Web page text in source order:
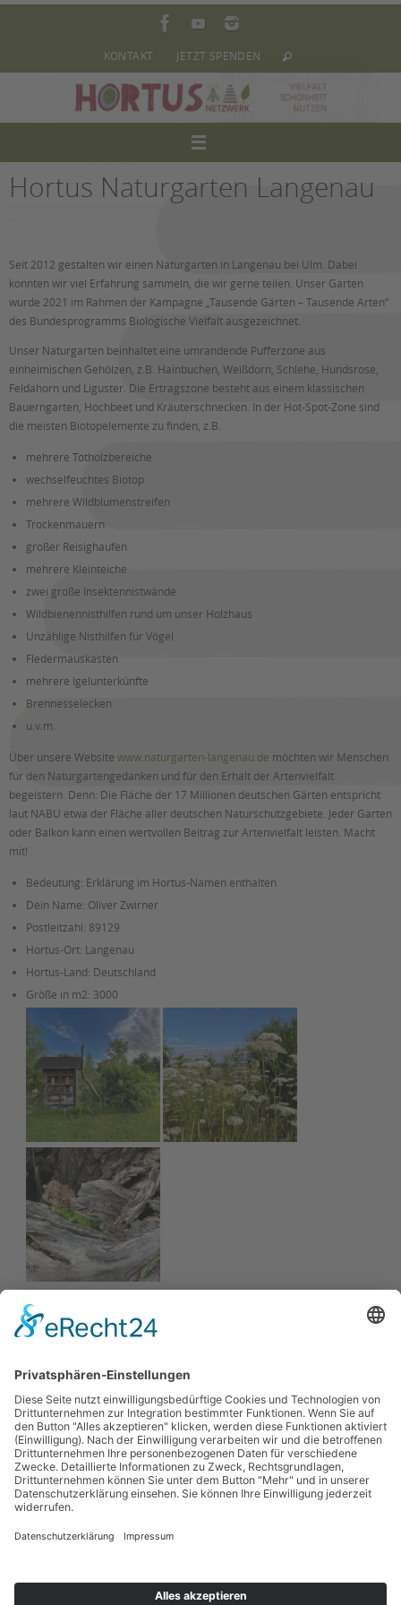
KONTAKT JETZT SPENDEN
Hortus Naturgarten Langenau
Seit 2012 gestalten wir einen Naturgarten in Langenau bei Ulm. Dabei
konnten wir viel Erfahrung sammeln, die wir gerne teilen. Unser Garten
wurde 2021 im Rahmen der Kampagne „Tausende Gärten – Tausende Arten“
des Bundesprogramms Biologische Vielfalt ausgezeichnet.
Unser Naturgarten beinhaltet eine umrandende Pufferzone aus
einheimischen Gehölzen, z.B. Hainbuchen, Weißdorn, Schlehe, Hundsrose,
Feldahorn und Liguster. Die Ertragszone besteht aus einem klassischen
Bauerngarten, Hochbeet und Kräuterschnecken. In der Hot-Spot-Zone sind
die meisten Biotopelemente zu finden, z.B.
mehrere Totholzbereiche
wechselfeuchtes Biotop
mehrere Wildblumenstreifen
Trockenmauern
großer Reisighaufen
mehrere Kleinteiche
zwei große Insektennistwände
Wildbienennisthilfen rund um unser Holzhaus
Unzählige Nisthilfen für Vögel
Fledermauskasten
mehrere Igelunterkünfte
Brennesselecken
u.v.m.
Über unsere Website www.naturgarten-langenau.de möchten wir Menschen
für den Naturgartengedanken und für den Erhalt der Artenvielfalt
begeistern. Denn: Die Fläche der 17 Millionen deutschen Gärten entspricht
laut NABU etwa der Fläche aller deutschen Naturschutzgebiete. Jeder Garten
oder Balkon kann einen wertvollen Beitrag zur Artenvielfalt leisten. Macht
mit!
Bedeutung: Erklärung im Hortus-Namen enthalten
Dein Name: Oliver Zwirner
Postleitzahl: 89129
Hortus-Ort: Langenau
Hortus-Land: Deutschland
Größe in m2: 3000
Kontaktangabe:
kontakt@naturgarten-langenau.de
Hortus Helix Pomatia Hortus BK9-Garten